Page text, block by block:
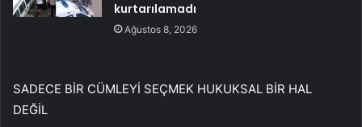
kurtarılamadı
Ağustos 8, 2026
SADECE BİR CÜMLEYİ SEÇMEK HUKUKSAL BİR HAL
DEĞİL